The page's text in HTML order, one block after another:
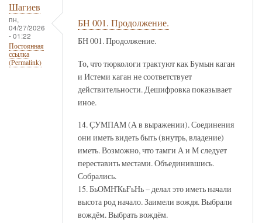
Шагиев
пн,
04/27/2026
- 01:22
Постоянная
ссылка
(Permalink)
БН 001. Продолжение.
БН 001. Продолжение.
То, что тюркологи трактуют как Бумын каган
и Истеми каган не соответствует
действительности. Дешифровка показывает
иное.
14. ҪУМПАМ (А в выражении). Соединения
они иметь видеть быть (внутрь, владение)
иметь. Возможно, что тамги А и М следует
переставить местами. Объединившись.
Собрались.
15. БьОМНҠьҒьНь – делал это иметь начали
высота род начало. Заимели вождя. Выбрали
вождём. Выбрать вождём.